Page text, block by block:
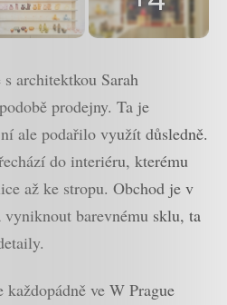
architektkou Sarah
prodejny. Ta je
ale podařilo využít důsledně.
do interiéru, kterému
až ke stropu. Obchod je v
vyniknout barevnému sklu, ta
ve W Prague